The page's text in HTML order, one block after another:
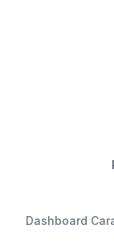
Dashboard